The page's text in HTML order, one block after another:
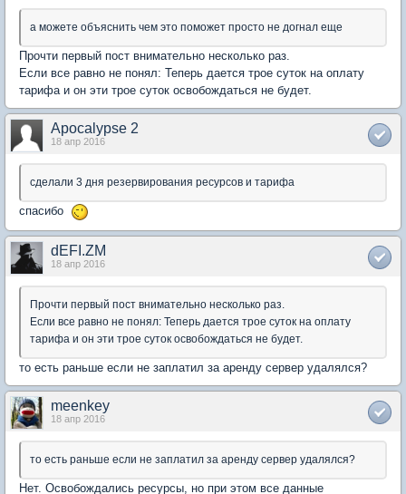
а можете объяснить чем это поможет просто не догнал еще
Прочти первый пост внимательно несколько раз.
Если все равно не понял: Теперь дается трое суток на оплату
тарифа и он эти трое суток освобождаться не будет.
Apocalypse 2
18 апр 2016
сделали 3 дня резервирования ресурсов и тарифа
спасибо
dEFI.ZM
18 апр 2016
Прочти первый пост внимательно несколько раз.
Если все равно не понял: Теперь дается трое суток на оплату
тарифа и он эти трое суток освобождаться не будет.
то есть раньше если не заплатил за аренду сервер удалялся?
meenkey
18 апр 2016
то есть раньше если не заплатил за аренду сервер удалялся?
Нет. Освобождались ресурсы, но при этом все данные